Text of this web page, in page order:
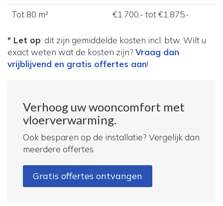
Tot 80 m²
€1.700,- tot €1.875,-
* Let op: dit zijn gemiddelde kosten incl. btw. Wilt u
exact weten wat de kosten zijn? Vraag dan
vrijblijvend en gratis offertes aan!
Verhoog uw wooncomfort met
vloerverwarming.
Ook besparen op de installatie? Vergelijk dan
meerdere offertes.
Gratis offertes ontvangen